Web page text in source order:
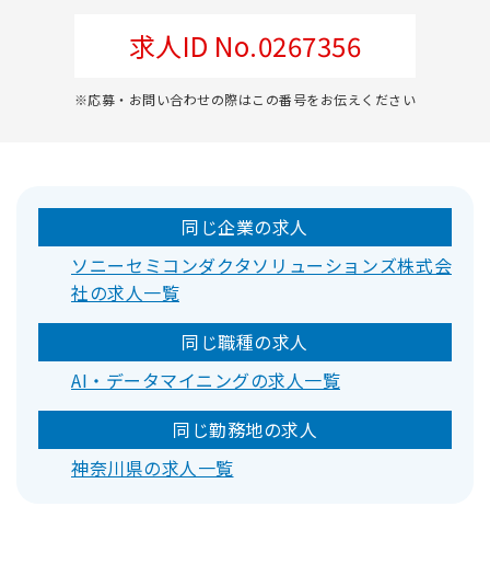
求人ID No.0267356
※応募・お問い合わせの際はこの番号をお伝えください
同じ企業の求人
ソニーセミコンダクタソリューションズ株式会
社の求人一覧
同じ職種の求人
AI・データマイニングの求人一覧
同じ勤務地の求人
神奈川県の求人一覧